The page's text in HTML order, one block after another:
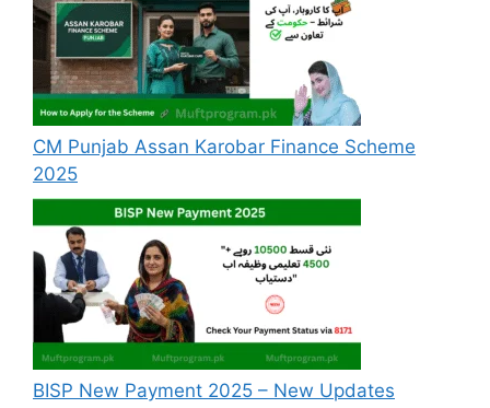
CM Punjab Assan Karobar Finance Scheme
2025
BISP New Payment 2025 – New Updates